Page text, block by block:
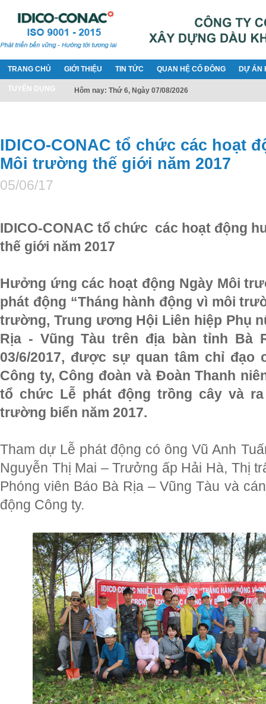
TRANG CHỦ GIỚI THIỆU TIN TỨC QUAN HỆ CỔ ĐÔNG DỰ ÁN
TUYỂN DỤNG Hôm nay: Thứ 6, Ngày 07/08/2026
IDICO-CONAC tổ chức các hoạt
Môi trường thế giới năm 2017
05/06/17
IDICO-CONAC tổ chức các hoạt động
thế giới năm 2017
Hưởng ứng các hoạt động Ngày Môi
phát động “Tháng hành động vì môi
trường, Trung ương Hội Liên hiệp Phụ
Rịa - Vũng Tàu trên địa bàn tỉnh Bà
03/6/2017, được sự quan tâm chỉ đạo
Công ty, Công đoàn và Đoàn Thanh
tổ chức Lễ phát động trồng cây và
trường biển năm 2017.
Tham dự Lễ phát động có ông Vũ Anh
Nguyễn Thị Mai – Trưởng ấp Hải Hà, Thị
Phóng viên Báo Bà Rịa – Vũng Tàu và
động Công ty.